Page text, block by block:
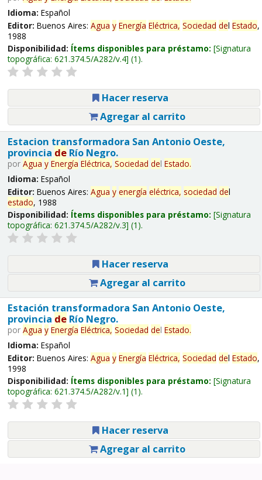
Idioma: Español
Editor: Buenos Aires: Agua y Energía Eléctrica, Sociedad del Estado,
1988
Disponibilidad: Ítems disponibles para préstamo: Signatura
topográfica: 621.374.5/A282/v.4 (1).
Hacer reserva
Agregar al carrito
Estacion transformadora San Antonio Oeste,
provincia deRío Negro.
por Agua y Energía Eléctrica, Sociedad del Estado.
Idioma: Español
Editor: Buenos Aires: Agua y energía eléctrica, sociedad del
estado, 1988
Disponibilidad: Ítems disponibles para préstamo: Signatura
topográfica: 621.374.5/A282/v.3 (1).
Hacer reserva
Agregar al carrito
Estación transformadora San Antonio Oeste,
provincia deRío Negro.
por Agua y Energía Eléctrica, Sociedad del Estado.
Idioma: Español
Editor: Buenos Aires: Agua y Energía Eléctrica, Sociedad del Estado,
1998
Disponibilidad: Ítems disponibles para préstamo: Signatura
topográfica: 621.374.5/A282/v.1 (1).
Hacer reserva
Agregar al carrito